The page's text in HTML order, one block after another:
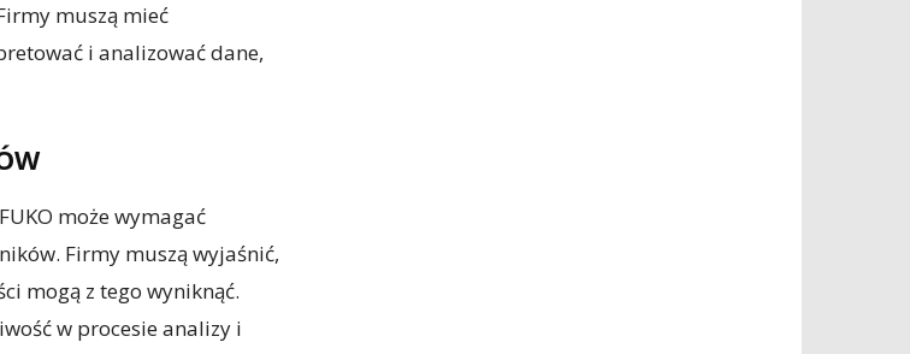
muszą mieć
i analizować dane,
może wymagać
Firmy muszą wyjaśnić,
mogą z tego wyniknąć.
w procesie analizy i